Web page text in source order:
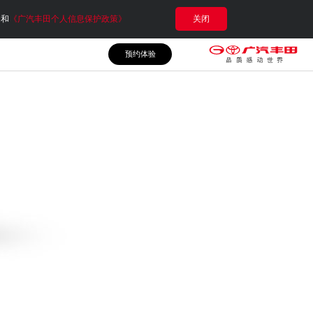
《广汽丰田个人信息保护政策》 关闭
预约体验